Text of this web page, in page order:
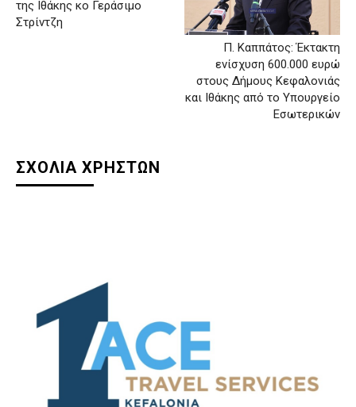
της Ιθάκης κο Γεράσιμο
Στρίντζη
Π. Καππάτος: Έκτακτη
ενίσχυση 600.000 ευρώ
στους Δήμους Κεφαλονιάς
και Ιθάκης από το Υπουργείο
Εσωτερικών
ΣΧΟΛΙΑ ΧΡΗΣΤΩΝ